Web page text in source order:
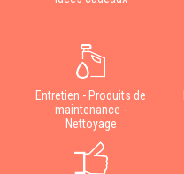
Entretien - Produits de
maintenance -
Nettoyage